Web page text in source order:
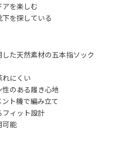
アを楽しむ
下を探している
た天然素材の五本指ソック
れにくい
性のある履き心地
ト機で編み立て
フィット設計
可能